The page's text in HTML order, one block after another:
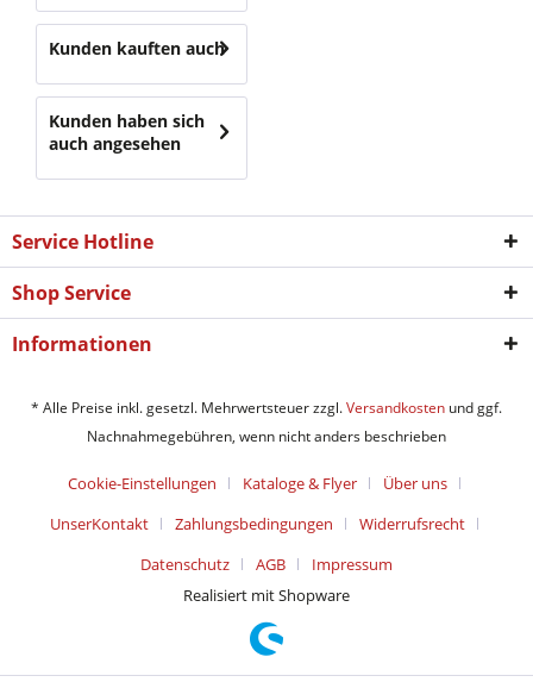
Kunden kauften auch
Kunden haben sich
auch angesehen
Service Hotline
Shop Service
Informationen
* Alle Preise inkl. gesetzl. Mehrwertsteuer zzgl.Versandkosten und ggf.
Nachnahmegebühren, wenn nicht anders beschrieben
Cookie-Einstellungen Kataloge & Flyer
Über uns
UnserKontakt
Zahlungsbedingungen
Widerrufsrecht
Datenschutz
AGB
Impressum
Realisiert mit Shopware